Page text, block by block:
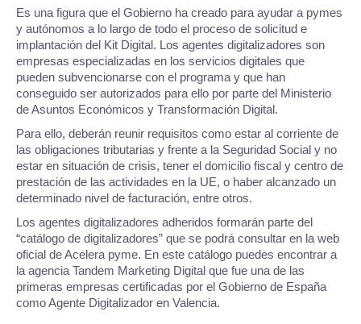
Es una figura que el Gobierno ha creado para ayudar a pymes
y autónomos a lo largo de todo el proceso de solicitud e
implantación del Kit Digital. Los agentes digitalizadores son
empresas especializadas en los servicios digitales que
pueden subvencionarse con el programa y que han
conseguido ser autorizados para ello por parte del Ministerio
de Asuntos Económicos y Transformación Digital.
Para ello, deberán reunir requisitos como estar al corriente de
las obligaciones tributarias y frente a la Seguridad Social y no
estar en situación de crisis, tener el domicilio fiscal y centro de
prestación de las actividades en la UE, o haber alcanzado un
determinado nivel de facturación, entre otros.
Los agentes digitalizadores adheridos formarán parte del
“catálogo de digitalizadores” que se podrá consultar en la web
oficial de Acelera pyme. En este catálogo puedes encontrar a
la agencia Tandem Marketing Digital que fue una de las
primeras empresas certificadas por el Gobierno de España
como Agente Digitalizador en Valencia.